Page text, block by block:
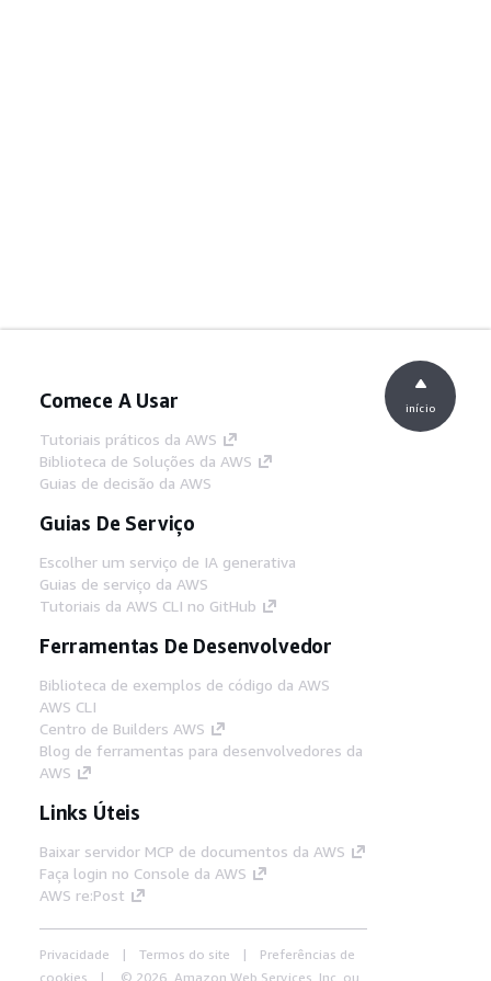
Comece A Usar
Tutoriais práticos da AWS
Biblioteca de Soluções da AWS
Guias de decisão da AWS
Guias De Serviço
Escolher um serviço de IA generativa
Guias de serviço da AWS
Tutoriais da AWS CLI no GitHub
Ferramentas De Desenvolvedor
Biblioteca de exemplos de código da AWS
AWS CLI
Centro de Builders AWS
Blog de ferramentas para desenvolvedores da
AWS
Links Úteis
Baixar servidor MCP de documentos da AWS
Faça login no Console da AWS
AWS re:Post
Privacidade Termos do site
Preferências de
cookies
© 2026, Amazon Web Services, Inc. ou
início